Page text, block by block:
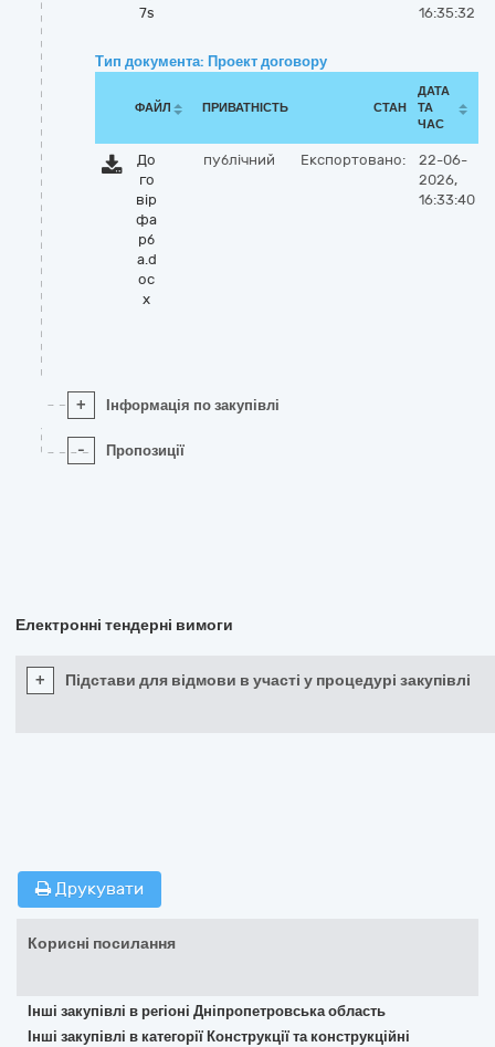
7s
16:35:32
Тип документа: Проект договору
ФАЙЛ ПРИВАТНІСТЬ СТАН
ДАТА
ТА
ЧАС
До
го
вір
фа
рб
а.d
oc
x
публічний Експортовано:
22-06-
2026,
16:33:40
+ Інформація по закупівлі
- Пропозиції
Електронні тендерні вимоги
+ Підстави для відмови в участі у процедурі закупівлі
Друкувати
Корисні посилання
Інші закупівлі в регіоні Дніпропетровська область
Інші закупівлі в категорії Конструкції та конструкційні